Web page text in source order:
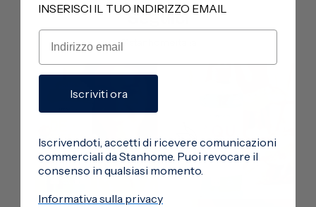
Seguici
@stanhomeitalia
INSERISCI IL TUO INDIRIZZO EMAIL
Iscriviti ora
Iscrivendoti, accetti di ricevere comunicazioni
commerciali da Stanhome. Puoi revocare il
consenso in qualsiasi momento.
Informativa sulla privacy